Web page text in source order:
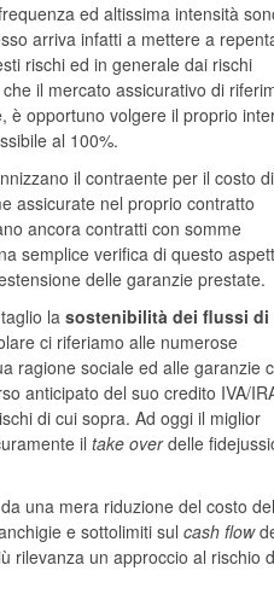
ed altissima intensità
arriva infatti a mettere a
rischi ed in generale dai rischi
il mercato assicurativo di
è opportuno volgere il proprio
al 100%.
il contraente per il costo di
assicurate nel proprio contratto
ancora contratti con somme
semplice verifica di questo
delle garanzie prestate.
la sostenibilità dei flussi di
ci riferiamo alle numerose
ragione sociale ed alle garanzie
anticipato del suo credito IVA/
di cui sopra. Ad oggi il miglior
il take overdelle
una mera riduzione del costo
e sottolimiti sul cash flow
rilevanza un approccio al rischio